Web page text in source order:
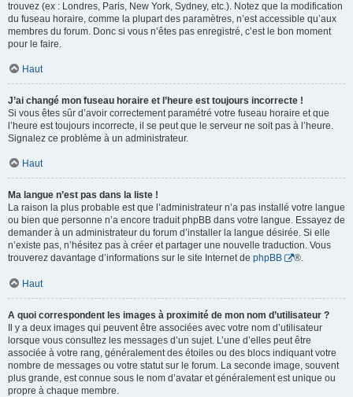
trouvez (ex : Londres, Paris, New York, Sydney, etc.). Notez que la modification
du fuseau horaire, comme la plupart des paramètres, n’est accessible qu’aux
membres du forum. Donc si vous n’êtes pas enregistré, c’est le bon moment
pour le faire.
Haut
J’ai changé mon fuseau horaire et l’heure est toujours incorrecte !
Si vous êtes sûr d’avoir correctement paramétré votre fuseau horaire et que
l’heure est toujours incorrecte, il se peut que le serveur ne soit pas à l’heure.
Signalez ce problème à un administrateur.
Haut
Ma langue n’est pas dans la liste !
La raison la plus probable est que l’administrateur n’a pas installé votre langue
ou bien que personne n’a encore traduit phpBB dans votre langue. Essayez de
demander à un administrateur du forum d’installer la langue désirée. Si elle
n’existe pas, n’hésitez pas à créer et partager une nouvelle traduction. Vous
trouverez davantage d’informations sur le site Internet de phpBB ®.
Haut
A quoi correspondent les images à proximité de mon nom d’utilisateur ?
Il y a deux images qui peuvent être associées avec votre nom d’utilisateur
lorsque vous consultez les messages d’un sujet. L’une d’elles peut être
associée à votre rang, généralement des étoiles ou des blocs indiquant votre
nombre de messages ou votre statut sur le forum. La seconde image, souvent
plus grande, est connue sous le nom d’avatar et généralement est unique ou
propre à chaque membre.